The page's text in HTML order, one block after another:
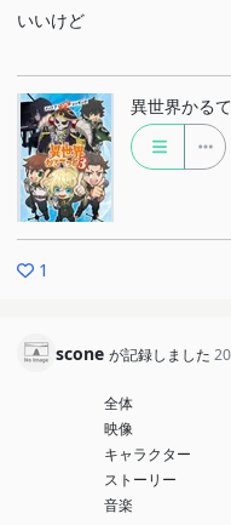
いいけど
四人のOPがまた聞きたい
EDは初期みたいにヒロイ
合わせが難しくて無理なの
欲を言うなら陰の実力者の
達をですねぇ出してくれた
異世界かる
1
scone が記録しました
全体
映像
キャラクター
ストーリー
音楽